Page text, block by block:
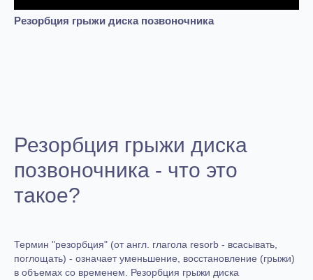
Резорбция грыжи диска позвоночника
Резорбция грыжи диска
позвоночника - что это
такое?
Термин "резорбция" (от англ. глагола resorb - всасывать,
поглощать) - означает уменьшение, восстановление (грыжи)
в объемах со временем. Резорбция грыжи диска